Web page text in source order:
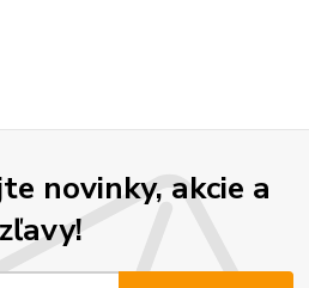
novinky, akcie a
zľavy!